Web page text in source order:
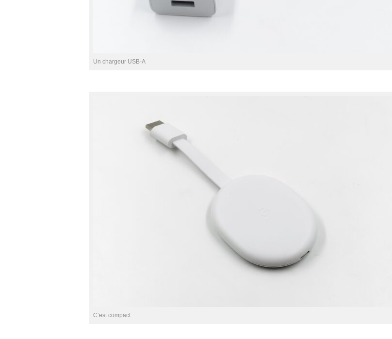
Un chargeur USB-A
C’est compact